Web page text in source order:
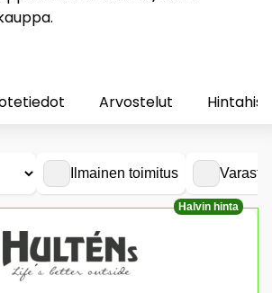
Arvostelut
Ilmainen toimitus
Halvin hinta